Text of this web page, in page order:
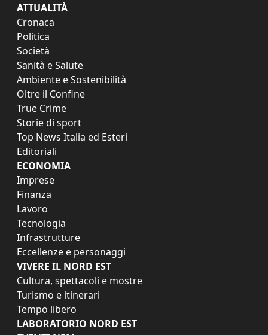
ATTUALITÀ
Cronaca
Politica
Società
Sanità e Salute
Ambiente e Sostenibilità
Oltre il Confine
True Crime
Storie di sport
Top News Italia ed Esteri
Editoriali
ECONOMIA
Imprese
Finanza
Lavoro
Tecnologia
Infrastrutture
Eccellenze e personaggi
VIVERE IL NORD EST
Cultura, spettacoli e mostre
Turismo e itinerari
Tempo libero
LABORATORIO NORD EST